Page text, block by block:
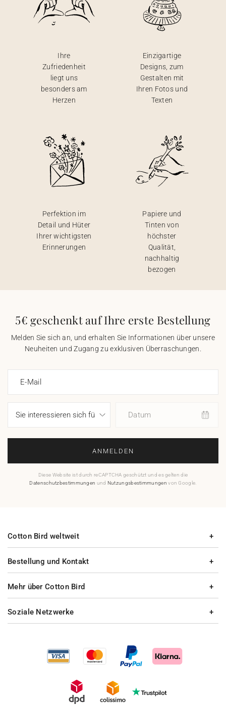
Ihre
Zufriedenheit
liegt uns
besonders am
Herzen
Einzigartige
Designs, zum
Gestalten mit
Ihren Fotos und
Texten
Perfektion im
Detail und Hüter
Ihrer wichtigsten
Erinnerungen
Papiere und
Tinten von
höchster
Qualität,
nachhaltig
bezogen
5€ geschenkt auf Ihre erste Bestellung
Melden Sie sich an, und erhalten Sie Informationen über unsere
Neuheiten und Zugang zu exklusiven Überraschungen.
E-Mail
Datum
ANMELDEN
Diese Website ist durch reCAPTCHA geschützt und es gelten die
Datenschutzbestimmungen und Nutzungsbestimmungen von Google.
Bestellung und Kontakt
Mehr über Cotton Bird
Cotton Bird weltweit
Soziale Netzwerke